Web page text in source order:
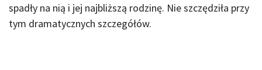
spadły na nią i jej najbliższą rodzinę. Nie szczędziła przy
tym dramatycznych szczegółów.